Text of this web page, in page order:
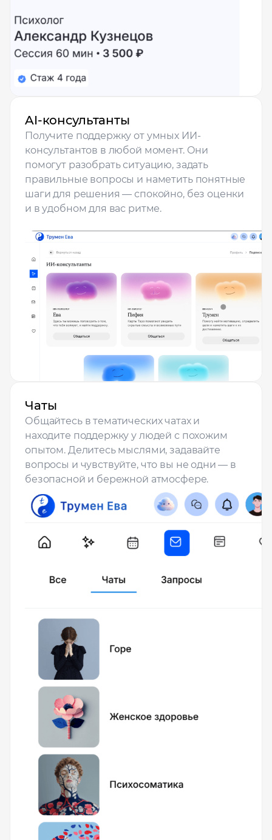
AI-консультанты
Получите поддержку от умных ИИ-
консультантов в любой момент. Они
помогут разобрать ситуацию, задать
правильные вопросы и наметить понятные
шаги для решения — спокойно, без оценки
и в удобном для вас ритме.
Чаты
Общайтесь в тематических чатах и
находите поддержку у людей с похожим
опытом. Делитесь мыслями, задавайте
вопросы и чувствуйте, что вы не одни — в
безопасной и бережной атмосфере.
Ваше имя
Профессия
Местоположение